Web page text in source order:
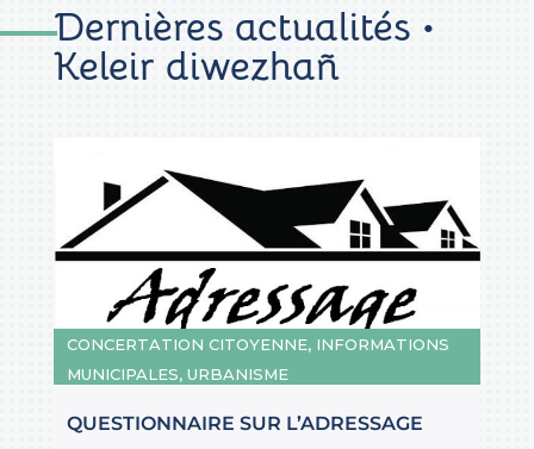
Dernières actualités •
Keleir diwezhañ
CONCERTATION CITOYENNE, INFORMATIONS
MUNICIPALES, URBANISME
QUESTIONNAIRE SUR L’ADRESSAGE